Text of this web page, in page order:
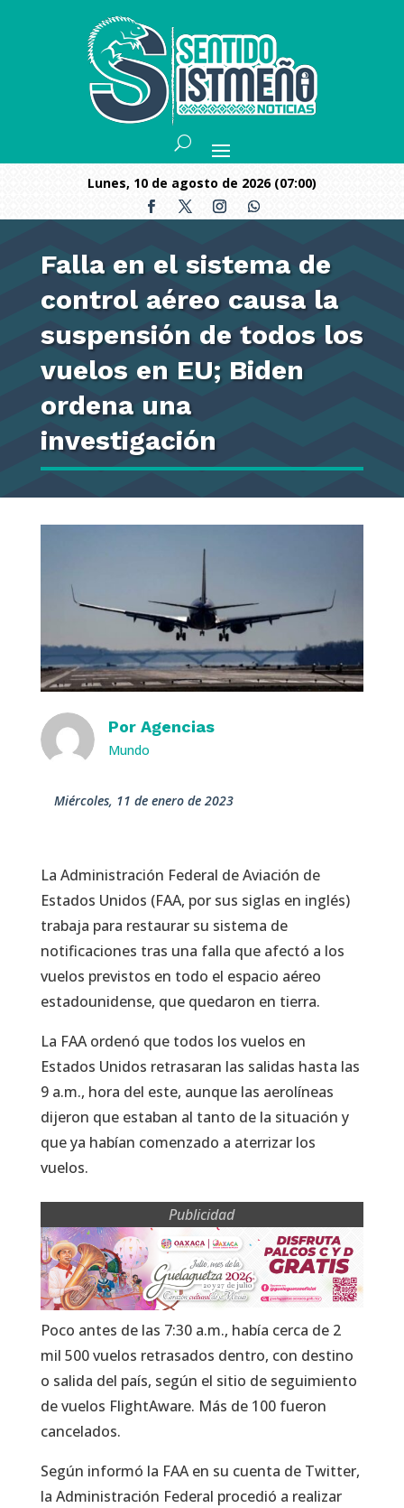
lunes, 10 de agosto de 2026 (07:00)
Falla en el sistema de
control aéreo causa la
suspensión de todos los
vuelos en EU; Biden
ordena una
investigación
Por Agencias
Mundo
miércoles, 11 de enero de 2023
La Administración Federal de Aviación de
Estados Unidos (FAA, por sus siglas en inglés)
trabaja para restaurar su sistema de
notificaciones tras una falla que afectó a los
vuelos previstos en todo el espacio aéreo
estadounidense, que quedaron en tierra.
La FAA ordenó que todos los vuelos en
Estados Unidos retrasaran las salidas hasta las
9 a.m., hora del este, aunque las aerolíneas
dijeron que estaban al tanto de la situación y
que ya habían comenzado a aterrizar los
vuelos.
Publicidad
Poco antes de las 7:30 a.m., había cerca de 2
mil 500 vuelos retrasados dentro, con destino
o salida del país, según el sitio de seguimiento
de vuelos FlightAware. Más de 100 fueron
cancelados.
Según informó la FAA en su cuenta de Twitter,
la Administración Federal procedió a realizar